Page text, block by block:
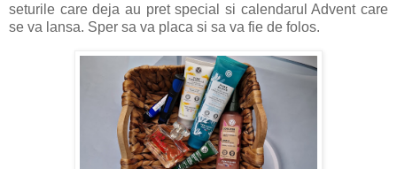
seturile care deja au pret special si calendarul Advent care
se va lansa. Sper sa va placa si sa va fie de folos.